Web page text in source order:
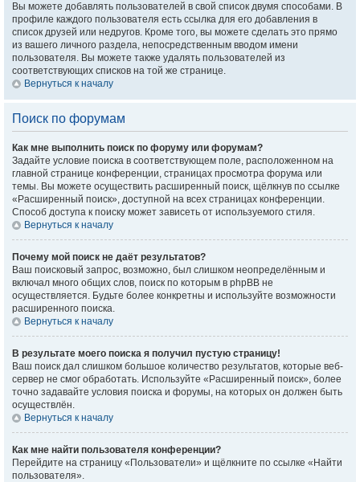
Вы можете добавлять пользователей в свой список двумя способами. В
профиле каждого пользователя есть ссылка для его добавления в
список друзей или недругов. Кроме того, вы можете сделать это прямо
из вашего личного раздела, непосредственным вводом имени
пользователя. Вы можете также удалять пользователей из
соответствующих списков на той же странице.
Вернуться к началу
Поиск по форумам
Как мне выполнить поиск по форуму или форумам?
Задайте условие поиска в соответствующем поле, расположенном на
главной странице конференции, страницах просмотра форума или
темы. Вы можете осуществить расширенный поиск, щёлкнув по ссылке
«Расширенный поиск», доступной на всех страницах конференции.
Способ доступа к поиску может зависеть от используемого стиля.
Вернуться к началу
Почему мой поиск не даёт результатов?
Ваш поисковый запрос, возможно, был слишком неопределённым и
включал много общих слов, поиск по которым в phpBB не
осуществляется. Будьте более конкретны и используйте возможности
расширенного поиска.
Вернуться к началу
В результате моего поиска я получил пустую страницу!
Ваш поиск дал слишком большое количество результатов, которые веб-
сервер не смог обработать. Используйте «Расширенный поиск», более
точно задавайте условия поиска и форумы, на которых он должен быть
осуществлён.
Вернуться к началу
Как мне найти пользователя конференции?
Перейдите на страницу «Пользователи» и щёлкните по ссылке «Найти
пользователя».